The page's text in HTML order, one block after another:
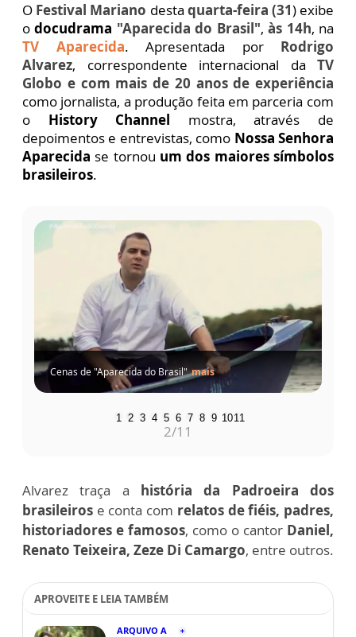
O Festival Mariano desta quarta-feira (31) exibe
odocudrama "Aparecida do Brasil",às 14h, na
TV Aparecida. Apresentada por Rodrigo
Alvarez, correspondente internacional da TV
Globo e com mais de 20 anos de experiência
como jornalista, a produção feita em parceria com
o History Channel mostra, através de
depoimentos e entrevistas, como Nossa Senhora
Aparecida se tornou um dos maiores símbolos
brasileiros.
Cenas de "Aparecida do Brasil" mais
1 2 3 4 5 6 7 8 9 1011
3/11
Alvarez traça a história da Padroeira dos
brasileiros e conta com relatos de fiéis, padres,
historiadores e famosos, como o cantor Daniel,
Renato Teixeira, Zeze Di Camargo, entre outros.
APROVEITE E LEIA TAMBÉM
ARQUIVO A